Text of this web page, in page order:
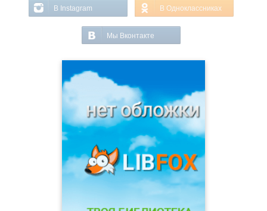
В Instagram В Одноклассниках
Мы Вконтакте